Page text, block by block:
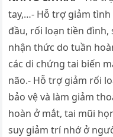
tay,…- Hỗ trợ giảm
đầu, rối loạn tiền
nhận thức do tuần
các di chứng tai biến
não.- Hỗ trợ giảm rối
bảo vệ và làm giảm
hoàn ở mắt, tai mũi
suy giảm trí nhớ ở